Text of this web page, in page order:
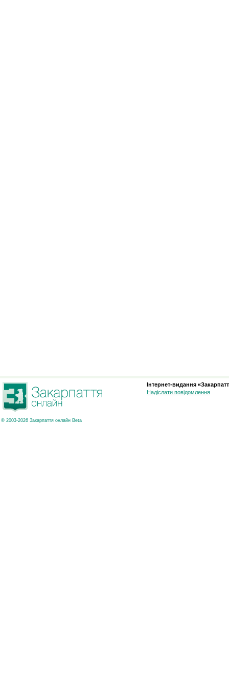
© 2003-2026 Закарпаття онлайн Beta
Інтернет-видання
Надіслати повідомлення